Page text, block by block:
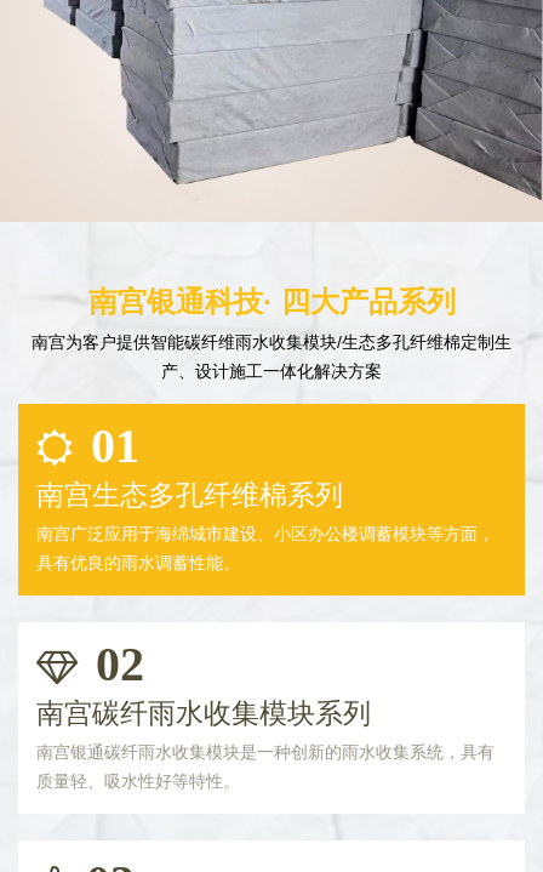
南宫银通科技· 四大产品系列
南宫为客户提供智能碳纤维雨水收集模块/生态多孔纤维棉定制生
产、设计施工一体化解决方案
01
南宫生态多孔纤维棉系列
南宫广泛应用于海绵城市建设、小区办公楼调蓄模块等方面，
具有优良的雨水调蓄性能。
02
南宫碳纤雨水收集模块系列
南宫银通碳纤雨水收集模块是一种创新的雨水收集系统，具有
质量轻、吸水性好等特性。